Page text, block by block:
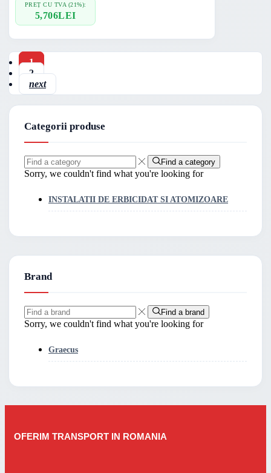
PREȚ CU TVA (21%):
5,706LEI
1
2
next
Categorii produse
Find a category
Sorry, we couldn't find what you're looking for
INSTALATII DE ERBICIDAT SI ATOMIZOARE
Brand
Find a brand
Sorry, we couldn't find what you're looking for
Graecus
OFERIM TRANSPORT IN ROMANIA